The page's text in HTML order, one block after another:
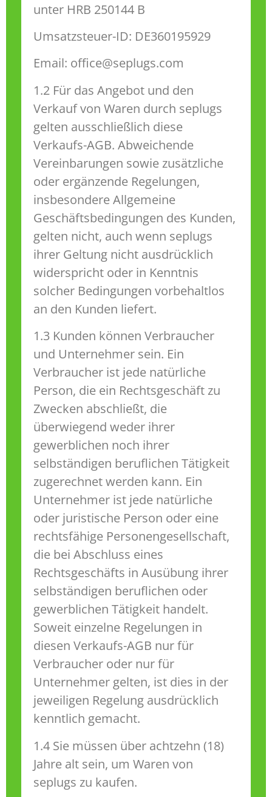
unter HRB 250144 B
Umsatzsteuer-ID: DE360195929
Email: office@seplugs.com
1.2 Für das Angebot und den
Verkauf von Waren durch seplugs
gelten ausschließlich diese
Verkaufs-AGB. Abweichende
Vereinbarungen sowie zusätzliche
oder ergänzende Regelungen,
insbesondere Allgemeine
Geschäftsbedingungen des Kunden,
gelten nicht, auch wenn seplugs
ihrer Geltung nicht ausdrücklich
widerspricht oder in Kenntnis
solcher Bedingungen vorbehaltlos
an den Kunden liefert.
1.3 Kunden können Verbraucher
und Unternehmer sein. Ein
Verbraucher ist jede natürliche
Person, die ein Rechtsgeschäft zu
Zwecken abschließt, die
überwiegend weder ihrer
gewerblichen noch ihrer
selbständigen beruflichen Tätigkeit
zugerechnet werden kann. Ein
Unternehmer ist jede natürliche
oder juristische Person oder eine
rechtsfähige Personengesellschaft,
die bei Abschluss eines
Rechtsgeschäfts in Ausübung ihrer
selbständigen beruflichen oder
gewerblichen Tätigkeit handelt.
Soweit einzelne Regelungen in
diesen Verkaufs-AGB nur für
Verbraucher oder nur für
Unternehmer gelten, ist dies in der
jeweiligen Regelung ausdrücklich
kenntlich gemacht.
1.4 Sie müssen über achtzehn (18)
Jahre alt sein, um Waren von
seplugs zu kaufen.